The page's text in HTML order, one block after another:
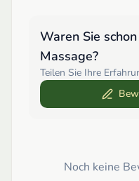
Waren Sie
Massage?
Teilen Sie Ihre
Noch keine